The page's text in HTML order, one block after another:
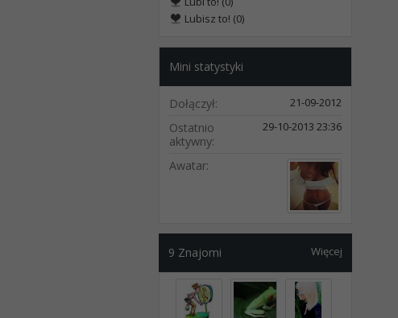
Lubisz to! (0)
Mini statystyki
Dołączył 21-09-2012
Ostatnio
aktywny
29-10-2013 23:36
Awatar
Więcej
9 Znajomi